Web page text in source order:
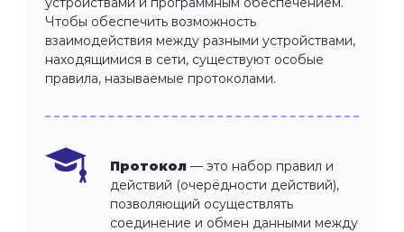
Чтобы обеспечить возможность
взаимодействия между разными устройствами,
находящимися в сети, существуют особые
правила, называемые протоколами.
Протокол — это набор правил и
действий (очерёдности действий),
позволяющий осуществлять
соединение и обмен данными между